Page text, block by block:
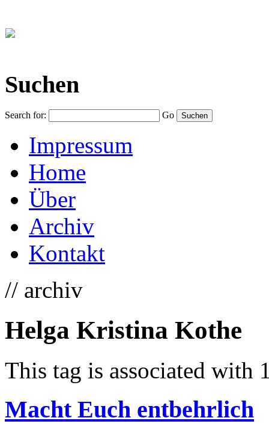
Suchen
Search for: Go
Impressum
Home
Über
Archiv
Kontakt
// archiv
Helga Kristina Kothe
This tag is associated with
Macht Euch entbehrlich